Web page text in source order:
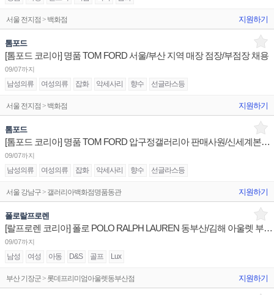
서울 전지점 > 백화점 지원하기
톰포드
[톰포드 코리아] 명품 TOM FORD 서울/부산 지역 매장 점장/부점장 채용
09/07까지
남성의류 여성의류 잡화 악세사리 향수 선글라스등
서울 전지점 > 백화점 지원하기
톰포드
[톰포드 코리아] 명품 TOM FORD 압구정갤러리아 판매사원/신세계본점 부점장/신세계동부산 주니어 채용
09/07까지
남성의류 여성의류 잡화 악세사리 향수 선글라스등
서울 강남구 > 갤러리아백화점명품동관 지원하기
폴로랄프로렌
[랄프로렌 코리아] 폴로 POLO RALPH LAUREN 동부산/김해 아울렛 부매니저/판매사원 채용
09/07까지
남성 여성 아동 D&S 골프 Lux
부산 기장군 > 롯데프리미엄아울렛동부산점 지원하기